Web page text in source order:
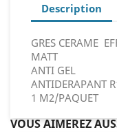
Description
GRES CERAME
MATT
ANTI GEL
ANTIDERAPANT
1 M2/PAQUET
VOUS AIMEREZ